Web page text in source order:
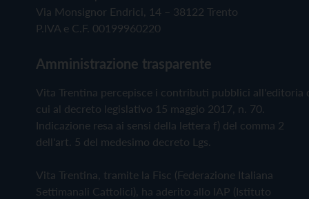
Via Monsignor Endrici, 14 – 38122 Trento
P.IVA e C.F. 00199960220
Amministrazione trasparente
Vita Trentina percepisce i contributi pubblici all'editoria
cui al decreto legislativo 15 maggio 2017, n. 70.
Indicazione resa ai sensi della lettera f) del comma 2
dell'art. 5 del medesimo decreto Lgs.
Vita Trentina, tramite la Fisc (Federazione Italiana
Settimanali Cattolici), ha aderito allo IAP (Istituto